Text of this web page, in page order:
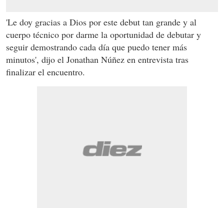
'Le doy gracias a Dios por este debut tan grande y al
cuerpo técnico por darme la oportunidad de debutar y
seguir demostrando cada día que puedo tener más
minutos', dijo el Jonathan Núñez en entrevista tras
finalizar el encuentro.